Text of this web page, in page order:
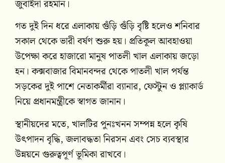
জুবাইদা রহমান।
গত দুই দিন ধরে এলাকায় গুঁড়ি গুঁড়ি বৃষ্টি হলেও শনিবার
সকাল থেকে ভারী বর্ষণ শুরু হয়। প্রতিকূল আবহাওয়া
উপেক্ষা করে হাজারো মানুষ পাতলী খাল এলাকায় জড়ো
হন। কক্সবাজার বিমানবন্দর থেকে পাতলী খাল পর্যন্ত
সড়কের দুই পাশে নেতাকর্মীরা ব্যানার, ফেস্টুন ও প্ল্যাকার্ড
নিয়ে প্রধানমন্ত্রীকে স্বাগত জানান।
স্থানীয়দের মতে, খালটির পুনঃখনন সম্পন্ন হলে কৃষি
উৎপাদন বৃদ্ধি, জলাবদ্ধতা নিরসন এবং সেচ ব্যবস্থার
উন্নয়নে গুরুত্বপূর্ণ ভূমিকা রাখবে।